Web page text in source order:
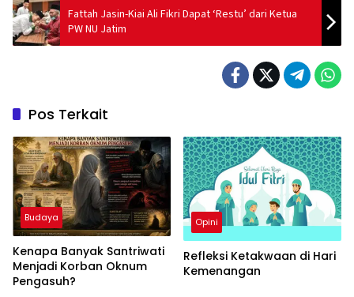
Fattah Jasin-Kiai Ali Fikri Dapat ‘Restu’ dari Ketua
PW NU Jatim
Pos Terkait
Budaya
Kenapa Banyak Santriwati
Menjadi Korban Oknum
Pengasuh?
Opini
Refleksi Ketakwaan di Hari
Kemenangan